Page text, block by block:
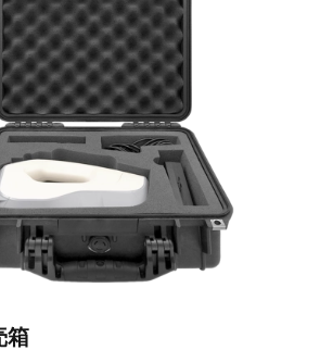
箱